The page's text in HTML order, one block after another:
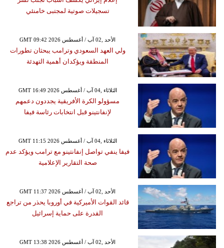
تسجيلات صوتية لمجتبى خامنئي
GMT 09:42 2026 الأحد ,02 آب / أغسطس
ولي العهد السعودي وترامب يبحثان تطورات
المنطقة ويؤكدان أهمية التهدئة
GMT 16:49 2026 الثلاثاء ,04 آب / أغسطس
مسؤولو الكرة الأفريقية يجددون دعمهم
لإنفانتينو قبل انتخابات رئاسة فيفا
GMT 11:15 2026 الثلاثاء ,04 آب / أغسطس
فيفا ينفي تواصل إنفانتينو مع ترامب ويؤكد عدم
صحة التقارير الإعلامية
GMT 11:37 2026 الأحد ,02 آب / أغسطس
قائد القوات الأميركية في أوروبا يحذر من تراجع
القدرة على حماية إسرائيل
GMT 13:38 2026 الأحد ,02 آب / أغسطس